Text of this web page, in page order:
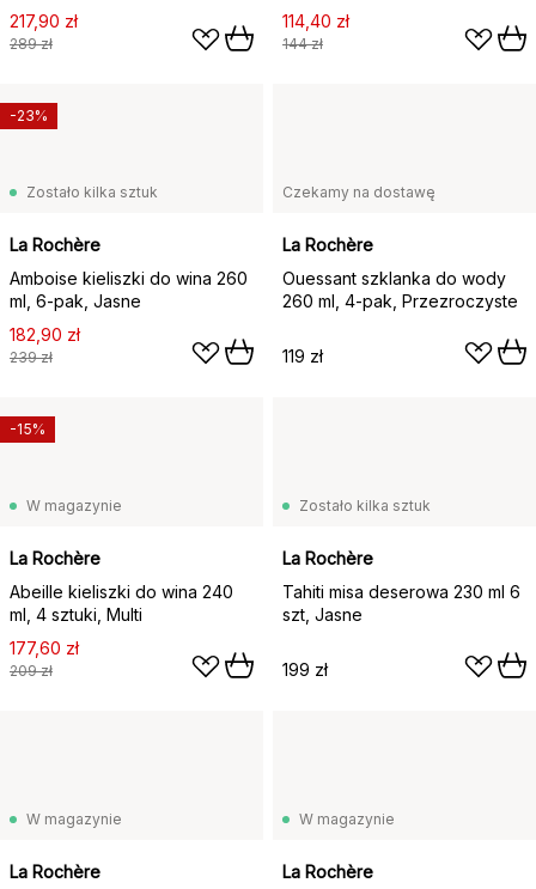
217,90 zł
289 zł
114,40 zł
144 zł
Zostało kilka sztuk
La Rochère
Amboise kieliszki do wina 260
ml, 6‑pak, Jasne
182,90 zł
239 zł
-23%
Czekamy na dostawę
La Rochère
Ouessant szklanka do wody
260 ml, 4‑pak, Przezroczyste
119 zł
W magazynie
La Rochère
Abeille kieliszki do wina 240
ml, 4 sztuki, Multi
177,60 zł
209 zł
-15%
Zostało kilka sztuk
La Rochère
Tahiti misa deserowa 230 ml 6
szt, Jasne
199 zł
W magazynie
La Rochère
W magazynie
La Rochère